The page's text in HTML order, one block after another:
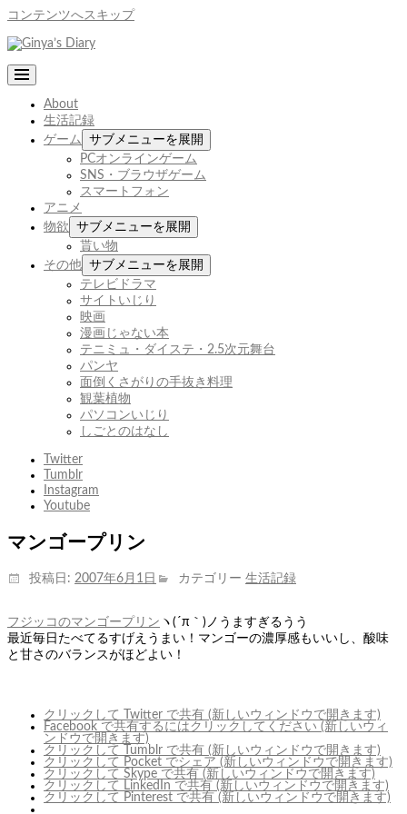
コンテンツへスキップ
About
生活記録
ゲーム
サブメニューを展開
PCオンラインゲーム
SNS・ブラウザゲーム
スマートフォン
アニメ
物欲
サブメニューを展開
貰い物
その他 サブメニューを展開
テレビドラマ
サイトいじり
映画
漫画じゃない本
テニミュ・ダイステ・2.5次元舞台
パンヤ
面倒くさがりの手抜き料理
観葉植物
パソコンいじり
しごとのはなし
Twitter
Tumblr
Instagram
Youtube
マンゴープリン
投稿日: 2007年6月1日 カテゴリー 生活記録
フジッコのマンゴープリン ヽ(´π｀)ノうますぎるうう
最近毎日たべてるすげえうまい！マンゴーの濃厚感もいいし、酸味
と甘さのバランスがほどよい！
クリックして Twitter で共有 (新しいウィンドウで開きます)
Facebook で共有するにはクリックしてください (新しいウィ
ンドウで開きます)
クリックして Tumblr で共有 (新しいウィンドウで開きます)
クリックして Pocket でシェア (新しいウィンドウで開きます)
クリックして Skype で共有 (新しいウィンドウで開きます)
クリックして LinkedIn で共有 (新しいウィンドウで開きます)
クリックして Pinterest で共有 (新しいウィンドウで開きます)